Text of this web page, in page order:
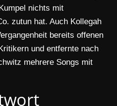
nichts mit
zutun hat. Auch Kollegah
bereits offenen
und entfernte nach
mehrere Songs mit